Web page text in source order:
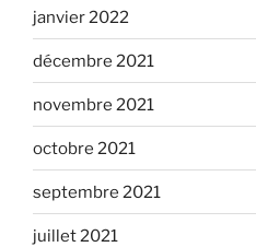
janvier 2022
décembre 2021
novembre 2021
octobre 2021
septembre 2021
juillet 2021